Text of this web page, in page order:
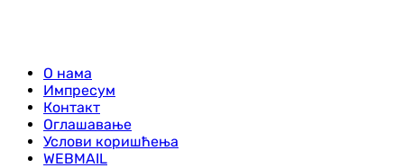
О нама
Импресум
Контакт
Оглашавање
Услови коришћења
WEBMAIL